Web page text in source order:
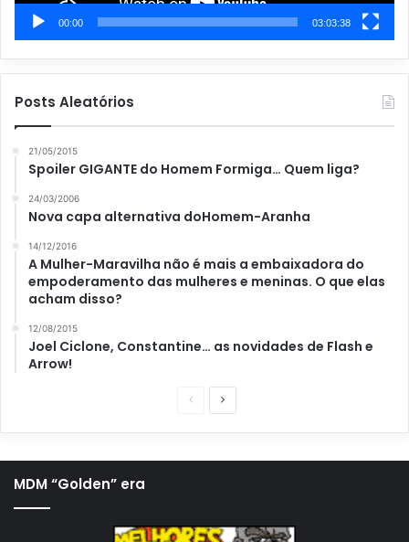
00:00 03:03:38
Posts Aleatórios
21/05/2015
Spoiler GIGANTE do Homem Formiga… Quem liga?
24/03/2006
Nova capa alternativa doHomem-Aranha
14/12/2016
A Mulher-Maravilha não é mais a embaixadora do
empoderamento das mulheres e meninas. O que elas
acham disso?
12/08/2015
Joel Ciclone, Constantine… as novidades de Flash e
Arrow!
a
m
MDM “Golden” era